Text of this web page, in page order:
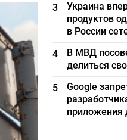
3
Украина
продуктов
в России
4
В МВД
делиться
5
Google
приложения